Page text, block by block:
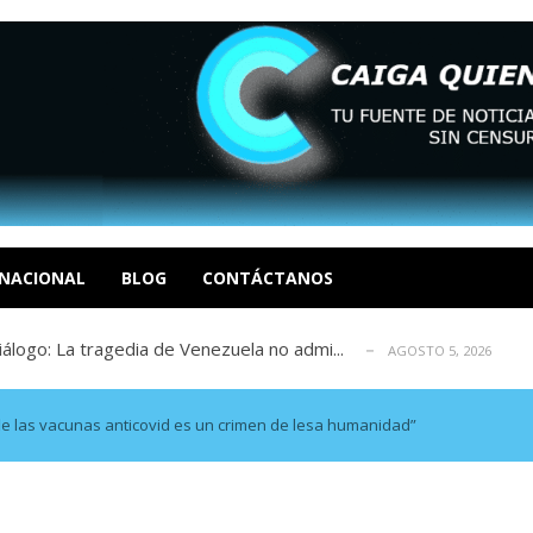
BLOG CONTÁCTANOS
I por la libertad inmediata de l... AGOSTO 5, 2026
según ONG AGOSTO 5, 2026
entrada masiva de inmigrantes a Ceut... AGOSTO 5, 2026
La tragedia de Venezuela no admi... AGOSTO 5, 2026
I por la libertad inmediata de l... AGOSTO 5, 2026
revisión de su solicitud de l... AGOSTO 5, 2026
las vacunas anticovid es un crimen de lesa humanidad”